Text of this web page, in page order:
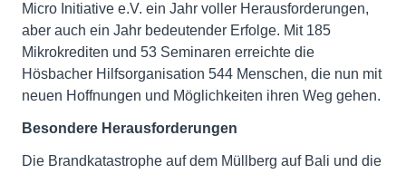
Micro Initiative e.V. ein Jahr voller Herausforderungen,
aber auch ein Jahr bedeutender Erfolge. Mit 185
Mikrokrediten und 53 Seminaren erreichte die
Hösbacher Hilfsorganisation 544 Menschen, die nun mit
neuen Hoffnungen und Möglichkeiten ihren Weg gehen.
Besondere Herausforderungen
Die Brandkatastrophe auf dem Müllberg auf Bali und die